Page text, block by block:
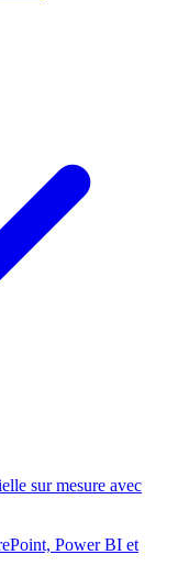
sur mesure avec
Power BI et